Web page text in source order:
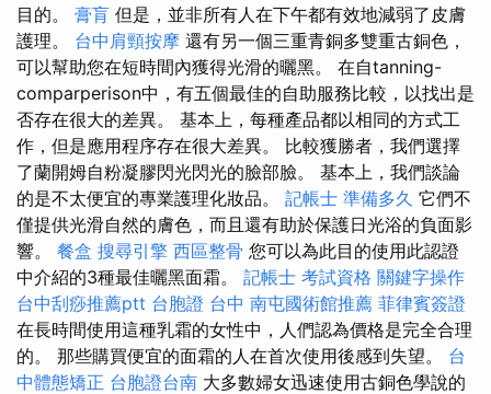
目的。 膏肓 但是，並非所有人在下午都有效地減弱了皮膚
護理。 台中肩頸按摩 還有另一個三重青銅多雙重古銅色，
可以幫助您在短時間內獲得光滑的曬黑。 在自tanning-
comparperison中，有五個最佳的自助服務比較，以找出是
否存在很大的差異。 基本上，每種產品都以相同的方式工
作，但是應用程序存在很大差異。 比較獲勝者，我們選擇
了蘭開姆自粉凝膠閃光閃光的臉部臉。 基本上，我們談論
的是不太便宜的專業護理化妝品。 記帳士 準備多久 它們不
僅提供光滑自然的膚色，而且還有助於保護日光浴的負面影
響。 餐盒 搜尋引擎 西區整骨 您可以為此目的使用此認證
中介紹的3種最佳曬黑面霜。 記帳士 考試資格 關鍵字操作
台中刮痧推薦ptt 台胞證 台中 南屯國術館推薦 菲律賓簽證
在長時間使用這種乳霜的女性中，人們認為價格是完全合理
的。 那些購買便宜的面霜的人在首次使用後感到失望。 台
中體態矯正 台胞證台南 大多數婦女迅速使用古銅色學說的